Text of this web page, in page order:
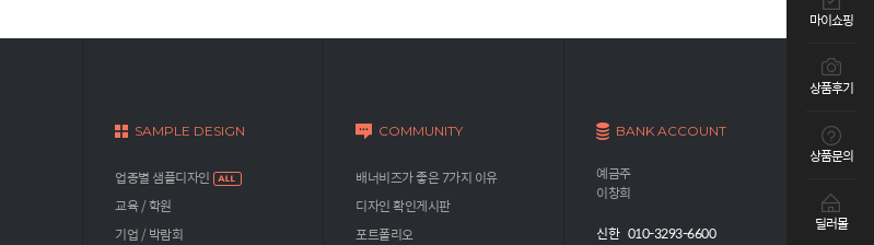
마이쇼핑
상품후기
상품문의
딜러몰
SAMPLE DESIGN
업종별 샘플디자인
교육 / 학원
기업 / 박람회
COMMUNITY
배너비즈가 좋은 7가지 이유
디자인 확인게시판
포트폴리오
BANK ACCOUNT
예금주
이창희
신한 010-3293-6600